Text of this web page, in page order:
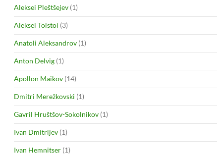
Aleksei Pleštšejev (1)
Aleksei Tolstoi (3)
Anatoli Aleksandrov (1)
Anton Delvig (1)
Apollon Maikov (14)
Dmitri Merežkovski (1)
Gavril Hruštšov-Sokolnikov (1)
Ivan Dmitrijev (1)
Ivan Hemnitser (1)